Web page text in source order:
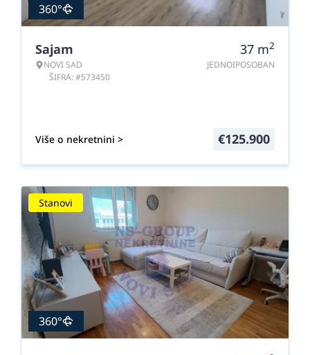
360°
Sajam
NOVI SAD
ŠIFRA: #573450
37 m2
JEDNOIPOSOBAN
Više o nekretnini > €125.900
Stanovi
360°